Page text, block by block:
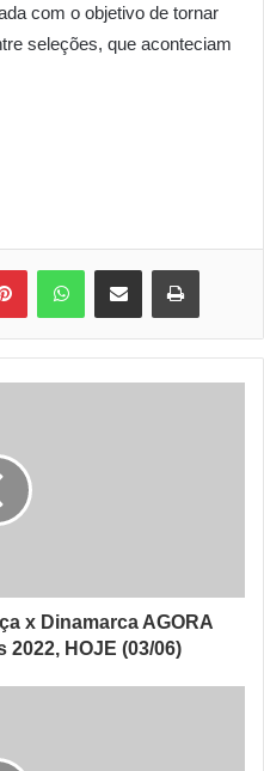
com o objetivo de tornar
seleções, que aconteciam
PinterestWhatsAppCompartilhar via e-mail Imprimir
x Dinamarca AGORA
HOJE (03/06)